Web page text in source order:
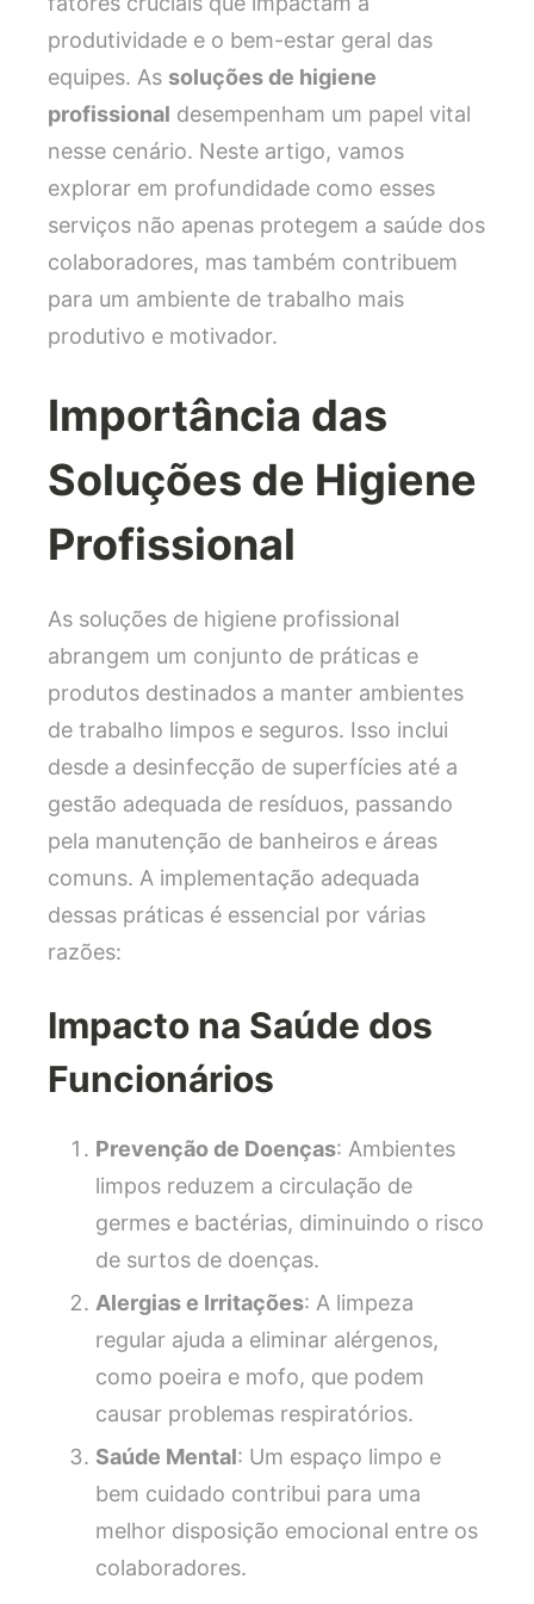
produtividade e o bem-estar geral das
equipes. As soluções de higiene
profissional desempenham um papel vital
nesse cenário. Neste artigo, vamos
explorar em profundidade como esses
serviços não apenas protegem a saúde dos
colaboradores, mas também contribuem
para um ambiente de trabalho mais
produtivo e motivador.
Importância das
Soluções de Higiene
Profissional
As soluções de higiene profissional
abrangem um conjunto de práticas e
produtos destinados a manter ambientes
de trabalho limpos e seguros. Isso inclui
desde a desinfecção de superfícies até a
gestão adequada de resíduos, passando
pela manutenção de banheiros e áreas
comuns. A implementação adequada
dessas práticas é essencial por várias
razões:
Impacto na Saúde dos
Funcionários
Prevenção de Doenças: Ambientes
limpos reduzem a circulação de
germes e bactérias, diminuindo o risco
de surtos de doenças.
Alergias e Irritações: A limpeza
regular ajuda a eliminar alérgenos,
como poeira e mofo, que podem
causar problemas respiratórios.
Saúde Mental: Um espaço limpo e
bem cuidado contribui para uma
melhor disposição emocional entre os
colaboradores.